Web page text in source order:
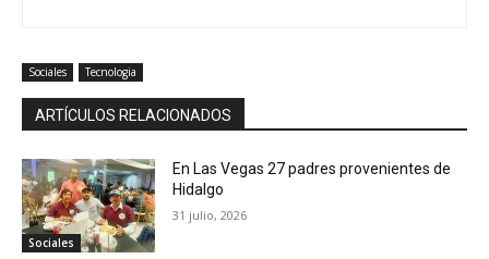
Sociales Tecnologia
ARTÍCULOS RELACIONADOS
Sociales
En Las Vegas 27 padres provenientes de
Hidalgo
31 julio, 2026